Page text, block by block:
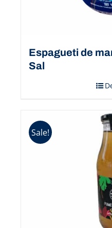
Espagueti de
Sal
Sale!